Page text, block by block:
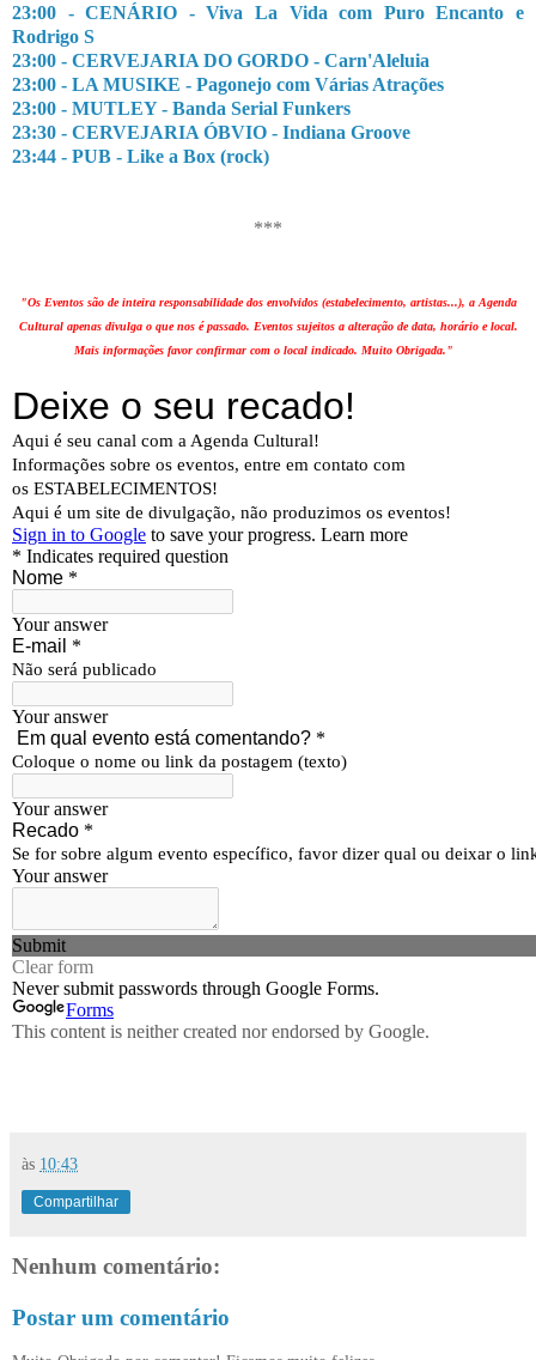
23:00 - CENÁRIO - Viva La Vida com Puro Encanto e
Rodrigo S
23:00 - CERVEJARIA DO GORDO - Carn'Aleluia
23:00 - LA MUSIKE - Pagonejo com Várias Atrações
23:00 - MUTLEY - Banda Serial Funkers
23:30 - CERVEJARIA ÓBVIO - Indiana Groove
23:44 - PUB - Like a Box (rock)
***
"Os Eventos são de inteira responsabilidade dos envolvidos (estabelecimento, artistas...), a Agenda
Cultural apenas divulga o que nos é passado. Eventos sujeitos a alteração de data, horário e local.
Mais informações favor confirmar com o local indicado. Muito Obrigada."
às 10:43
Compartilhar
Nenhum comentário:
Postar um comentário